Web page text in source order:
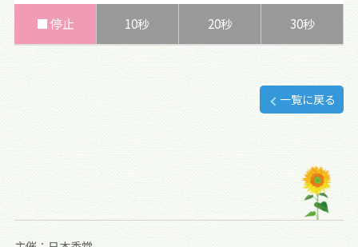
■ 停止 10秒 20秒 30秒
一覧に戻る